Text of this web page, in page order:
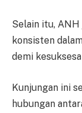
Selain itu,
konsisten
demi
Kunjungan ini
hubungan